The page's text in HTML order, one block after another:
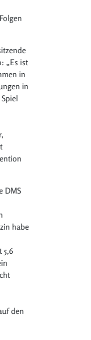
„Es ist
in
in
DMS
habe
5,6
den